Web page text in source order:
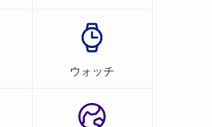
ウォッチ